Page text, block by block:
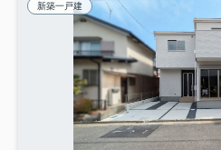
新築一戸建